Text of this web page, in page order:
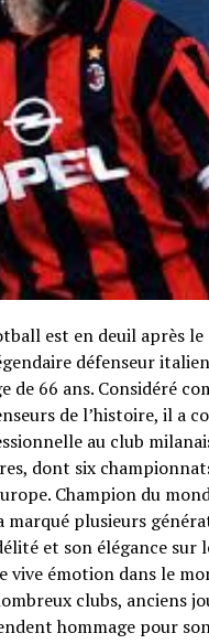
est en deuil après le
défenseur
de 66 ans. Considéré
de l’histoire, il a
au club
dont six
Champion du
marqué plusieurs
et son élégance sur
vive émotion dans le
clubs, anciens
hommage pour